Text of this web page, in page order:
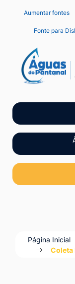
Seção
links
conteúdo
[alt+1]
o
menu
[alt+2]
Ir
para
a
para
Aumentar fontes
Fonte para
Página Inicial
Coleta